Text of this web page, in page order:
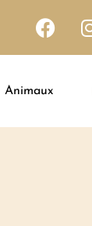
Animaux